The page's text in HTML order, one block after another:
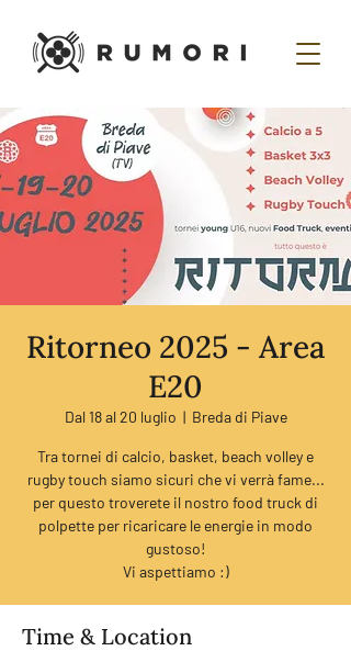
Ritorneo 2025 - Area
E20
Dal 18 al 20 luglio
  |
Breda di Piave
Tra tornei di calcio, basket, beach volley e
rugby touch siamo sicuri che vi verrà fame...
per questo troverete il nostro food truck di
polpette per ricaricare le energie in modo
gustoso!
Vi aspettiamo :)
Time & Location